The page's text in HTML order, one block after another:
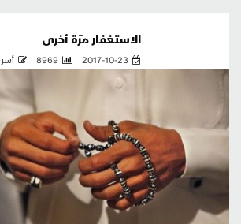
الاستغفار مرّة أخرى
2017-10-23
8969